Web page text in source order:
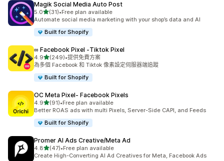
Magik Social Media Auto Post
5.0滿分 5 顆星
(31)
共有 31 則評價
•Free plan available
Automate social media marketing with your shop’s data and AI
Built for Shopify
∞ Facebook Pixel ‑Tiktok Pixel
4.9滿分 5 顆星
(249)
共有 249 則評價
•提供免費方案
為多個 Facebook 和 Tiktok 像素設定伺服器端追蹤
Built for Shopify
OC Meta Pixel‑ Facebook Pixels
4.9滿分 5 顆星
(91)
共有 91 則評價
•Free plan available
Better ROAS ads with multi Pixels, Server-Side CAPI, and Feeds
Built for Shopify
Promer AI Ads Creative/Meta Ad
4.8滿分 5 顆星
(47)
共有 47 則評價
•Free plan available
Create High-Converting AI Ad Creatives for Meta, Facebook Ads